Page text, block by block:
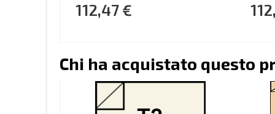
112,47 €
Chi ha acquistato questo